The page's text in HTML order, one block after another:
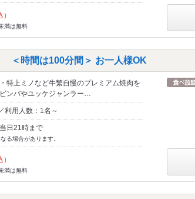
）
満は無料
＜時間は100分間＞ お一人様OK
特上ミノなど牛繁自慢のプレミアム焼肉を
ンバやユッケジャンラー…
利用人数：1名～
日21時まで
る場合があります。
）
満は無料